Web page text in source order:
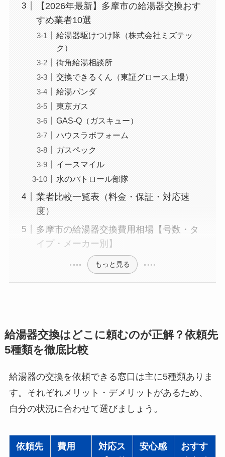
【2026年最新】多摩市の給湯器交換おす
すめ業者10選
給湯器駆けつけ隊（株式会社ミズテッ
ク）
街角給湯相談所
交換できるくん（東証グロース上場）
給湯パンダ
東京ガス
GAS-Q（ガスキュー）
ハウスラボフォーム
ガスペック
イースマイル
水のパトロール部隊
業者比較一覧表（料金・保証・対応速
度）
多摩市の給湯器交換費用相場【号数・タ
イプ・メーカー別】
もっと見る
給湯器交換はどこに頼むのが正解？依頼先
5種類を徹底比較
給湯器の交換を依頼できる窓口は主に5種類ありま
す。それぞれメリット・デメリットがあるため、
自分の状況に合わせて選びましょう。
依頼先 費用
対応ス
安心感
おすす